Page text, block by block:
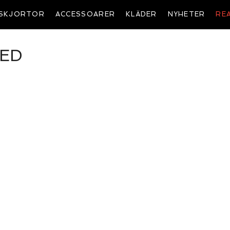
ACCESSOARER KLÄDER NYHETER